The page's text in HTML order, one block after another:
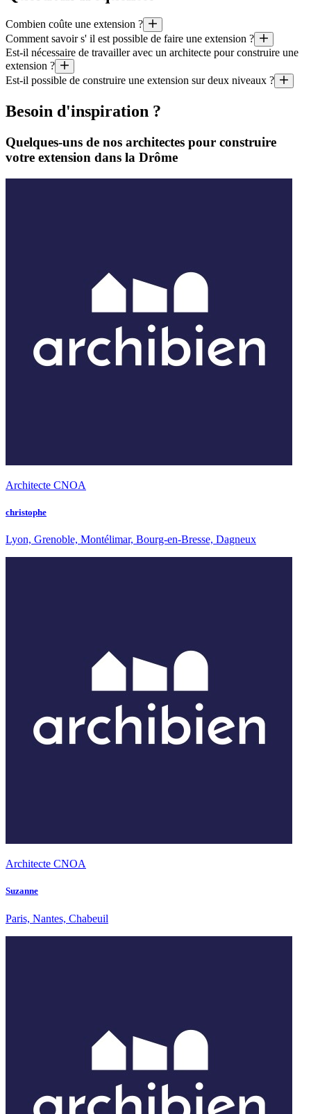
Combien coûte une extension ?
Quel est le prix au mètre carré d’une extension faite par un
Il est aussi utile de préciser que le coût moyen d’un projet géré par
Comment savoir s' il est possible de faire une extension ?
De nos jours, les contraintes les plus importantes pour pouvoir
Est-il nécessaire de travailler avec un architecte pour construire une
extension ?
Ce n’est pas toujours obligatoire : l’agrandissement d’une maison
Est-il possible de construire une extension sur deux niveaux ?
Tout à fait : les extensions sur deux étages (voire plus !) ne sont pas
Besoin d'inspiration ?
Quelques-uns de nos architectes pour construire
votre extension dans la Drôme
Architecte CNOA
christophe
Lyon, Grenoble, Montélimar, Bourg-en-Bresse, Dagneux
Architecte CNOA
Suzanne
Paris, Nantes, Chabeuil